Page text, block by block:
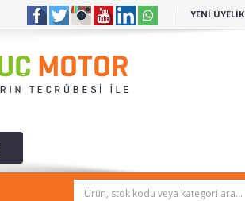
YENİ ÜYELİK
Ürün, stok kodu veya kategori ara...